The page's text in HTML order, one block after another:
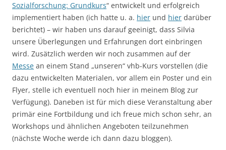
Sozialforschung: Grundkurs“ entwickelt und erfolgreich
implementiert haben (ich hatte u. a. hier und hier darüber
berichtet) – wir haben uns darauf geeinigt, dass Silvia
unsere Überlegungen und Erfahrungen dort einbringen
wird. Zusätzlich werden wir noch zusammen auf der
Messe an einem Stand „unseren“ vhb-Kurs vorstellen (die
dazu entwickelten Materialen, vor allem ein Poster und ein
Flyer, stelle ich eventuell noch hier in meinem Blog zur
Verfügung). Daneben ist für mich diese Veranstaltung aber
primär eine Fortbildung und ich freue mich schon sehr, an
Workshops und ähnlichen Angeboten teilzunehmen
(nächste Woche werde ich dann dazu bloggen).